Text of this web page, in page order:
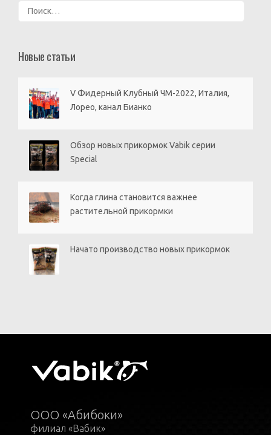
Найти:
Новые статьи
V Фидерный Клубный ЧМ-2022, Италия,
Лорео, канал Бианко
Обзор новых прикормок Vabik серии
Special
Когда глина становится важнее
растительной прикормки
Начато производство новых прикормок
ООО «Абибоки»
филиал «Вабик»